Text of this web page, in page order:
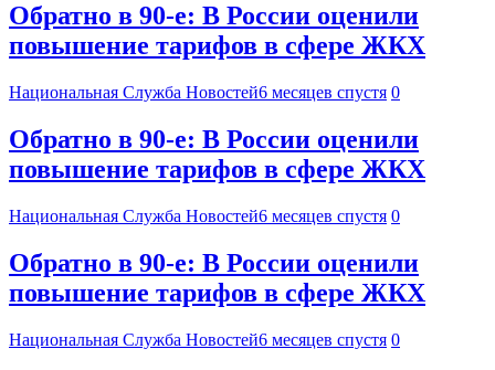
Обратно в 90-е: В России оценили
повышение тарифов в сфере ЖКХ
Национальная Служба Новостей6 месяцев спустя 0
Обратно в 90-е: В России оценили
повышение тарифов в сфере ЖКХ
Национальная Служба Новостей6 месяцев спустя 0
Обратно в 90-е: В России оценили
повышение тарифов в сфере ЖКХ
Национальная Служба Новостей6 месяцев спустя 0